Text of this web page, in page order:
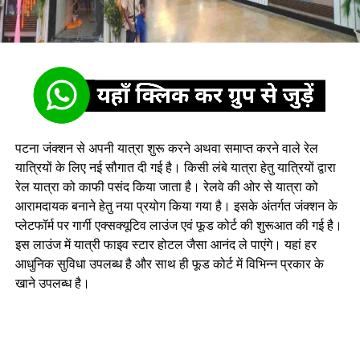
पटना जंक्शन से अपनी यात्रा शुरू करने अथवा समाप्त करने वाले रेल
यात्रियों के लिए नई सौगात दी गई है। किसी लंबे यात्रा हेतु यात्रियों द्वारा
रेल यात्रा को काफी पसंद किया जाता है। रेलवे की ओर से यात्रा को
आरामदायक बनाने हेतु नया प्रयोग किया गया है। इसके अंतर्गत जंक्शन के
प्लेटफॉर्म पर गार्गी एक्सक्यूटिव लाउंज एवं फूड कोर्ट की शुरूआत की गई है।
इस लाउंज में यात्री फाइव स्टार होटल जैसा आनंद ले पाएंगे। यहां हर
आधुनिक सुविधा उपलब्ध है और साथ ही फूड कोर्ट में विभिन्न प्रकार के
खाने उपलब्ध है।